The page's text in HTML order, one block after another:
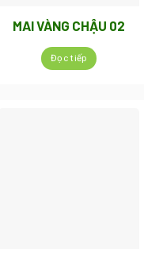
MAI VÀNG CHẬU 02
Đọc tiếp